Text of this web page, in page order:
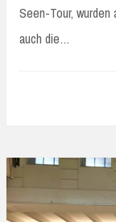
Seen-Tour,
auch die…